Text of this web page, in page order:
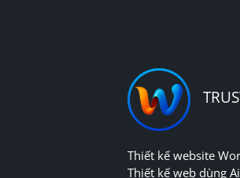
Thiết kế website
Thiết kế web dùng